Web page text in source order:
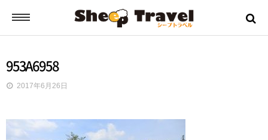
シープトラベルとは？
お申込みから出発までの流れ
953A6958
2017年6月26日